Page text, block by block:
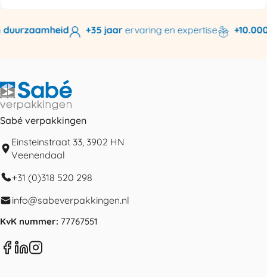
+35 jaarervaring en expertise +10.000
Sabé verpakkingen
Einsteinstraat 33, 3902 HN
Veenendaal
+31 (0)318 520 298
info@sabeverpakkingen.nl
KvK nummer: 77767551